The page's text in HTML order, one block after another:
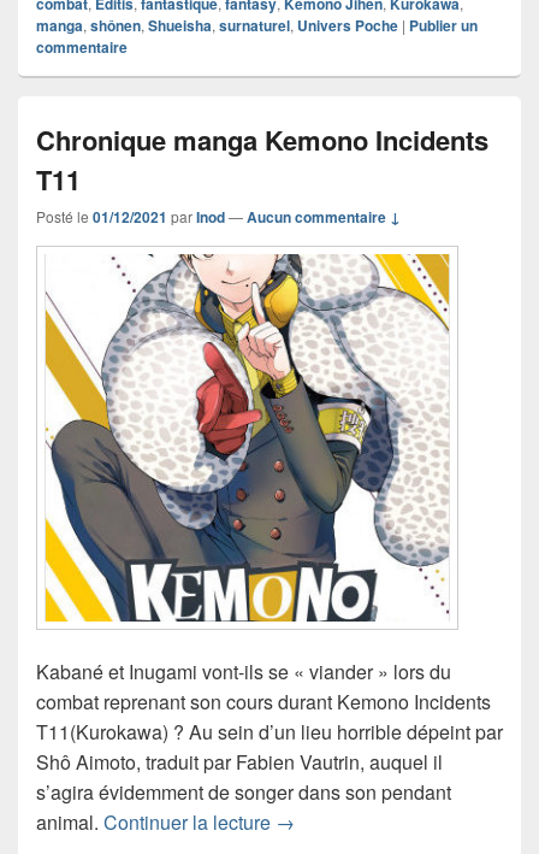
manga, shônen, Shueisha, surnaturel, Univers Poche | Publier un
commentaire
Chronique manga Kemono Incidents
T11
Posté le 01/12/2021 parInod—Aucun commentaire ↓
Kabané et Inugami vont-ils se « viander » lors du
combat reprenant son cours durant Kemono Incidents
T11(Kurokawa) ? Au sein d’un lieu horrible dépeint par
Shô Aimoto, traduit par Fabien Vautrin, auquel il
s’agira évidemment de songer dans son pendant
animal. Continuer la lecture Chronique manga Kemono
→